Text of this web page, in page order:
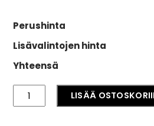
Perushinta
Lisävalintojen hinta
Yhteensä
Profiili
allaskaluste
LISÄÄ